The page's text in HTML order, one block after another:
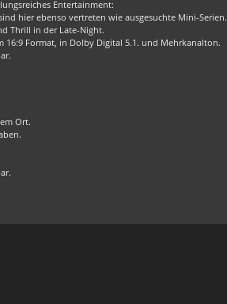
Entertainment:
hier ebenso vertreten wie ausgesuchte Mini-Serien.
Thrill in der Late-Night.
Format, in Dolby Digital 5.1. und Mehrkanalton.
Ort.